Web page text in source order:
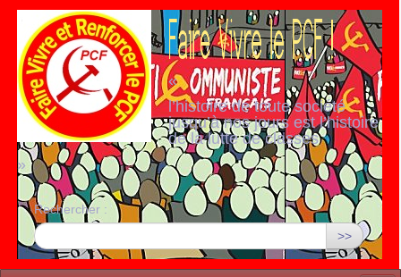
«
l’histoire de toute société
jusqu’à nos jours est l’histoire
de la lutte de classes
»
Rechercher :
>>